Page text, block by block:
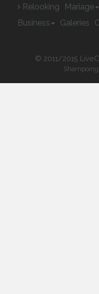
Relooking
Mariage
Business
Galeries
© 2011/2015
Shampoing